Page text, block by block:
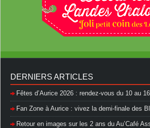
DERNIERS ARTICLES
Fêtes d’Aurice 2026 : rendez-vous du 10 au
Fan Zone à Aurice : vivez la demi-finale des
Retour en images sur les 2 ans du Au’Café